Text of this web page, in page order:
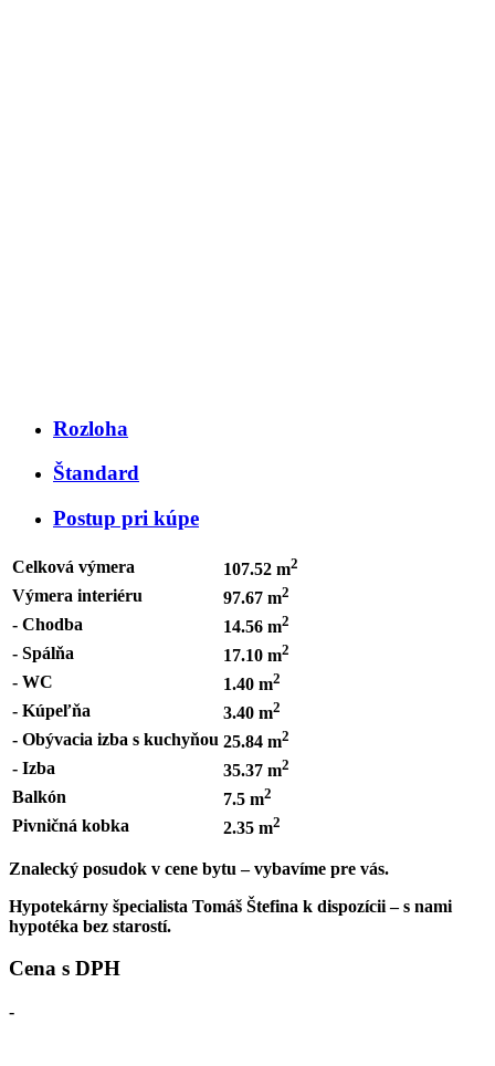
Rozloha
Štandard
Postup pri kúpe
Celková výmera 107.52 m2
Výmera interiéru 97.67 m2
- Chodba 14.56 m2
- Spálňa 17.10 m2
- WC 1.40 m2
- Kúpeľňa 3.40 m2
- Obývacia izba s kuchyňou 25.84 m2
- Izba 35.37 m2
Balkón 7.5 m2
Pivničná kobka 2.35 m2
Znalecký posudok v cene bytu – vybavíme pre vás.
Hypotekárny špecialista Tomáš Štefina k dispozícii – s nami
hypotéka bez starostí.
Cena s DPH
-